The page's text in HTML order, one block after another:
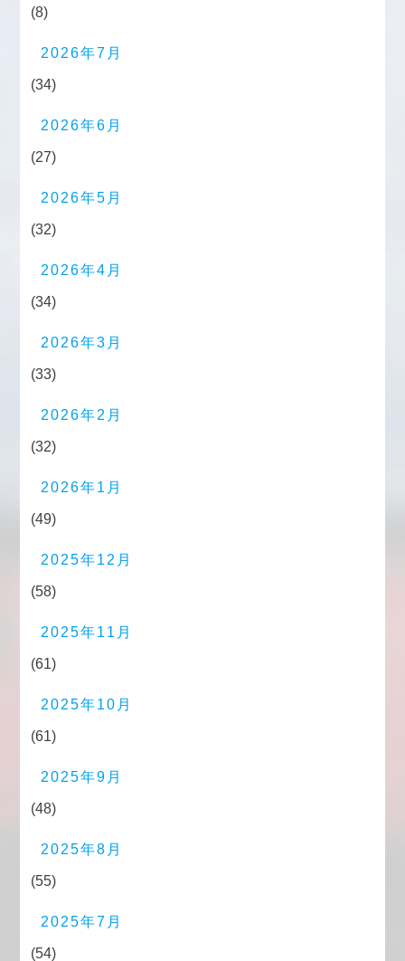
(8)
2026年7月
(34)
2026年6月
(27)
2026年5月
(32)
2026年4月
(34)
2026年3月
(33)
2026年2月
(32)
2026年1月
(49)
2025年12月
(58)
2025年11月
(61)
2025年10月
(61)
2025年9月
(48)
2025年8月
(55)
2025年7月
(54)